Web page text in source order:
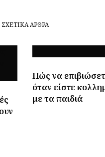
ΣΧΕΤΙΚΆ ΆΡΘΡΑ
Πώς να
όταν είστε
με τα παιδιά